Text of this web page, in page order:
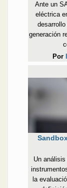
Ante un
eléctrica
generación
Por
Un
la